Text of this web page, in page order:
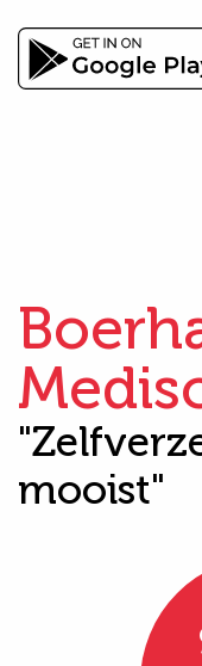
mooist"